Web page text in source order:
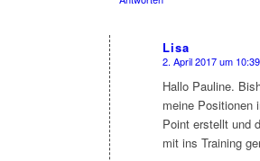
Lisa
sagte:
2. April 2017 um 10:39
Hallo Pauline.
meine Positionen
Point erstellt und
mit ins Training